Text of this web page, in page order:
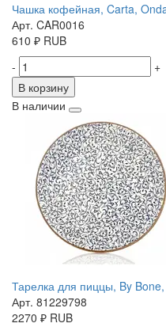
Чашка кофейная, Carta,
Арт. CAR0016
610 ₽ RUB
-
+
В корзину
В наличии
Тарелка для пиццы, By
Арт. 81229798
2270 ₽ RUB